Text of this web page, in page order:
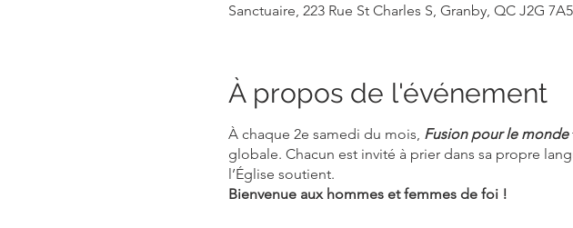
Sanctuaire, 223 Rue St Charles S, Granby, QC J2G
À propos de l'événement
À chaque 2e samedi du mois, Fusion pour le monde
globale. Chacun est invité à prier dans sa propre
l’Église soutient.
Bienvenue aux hommes et femmes de foi !